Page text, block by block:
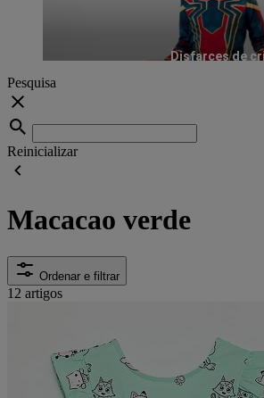
Disfarces de
Pesquisa
Reinicializar
Macacao verde
Ordenar e filtrar
12 artigos